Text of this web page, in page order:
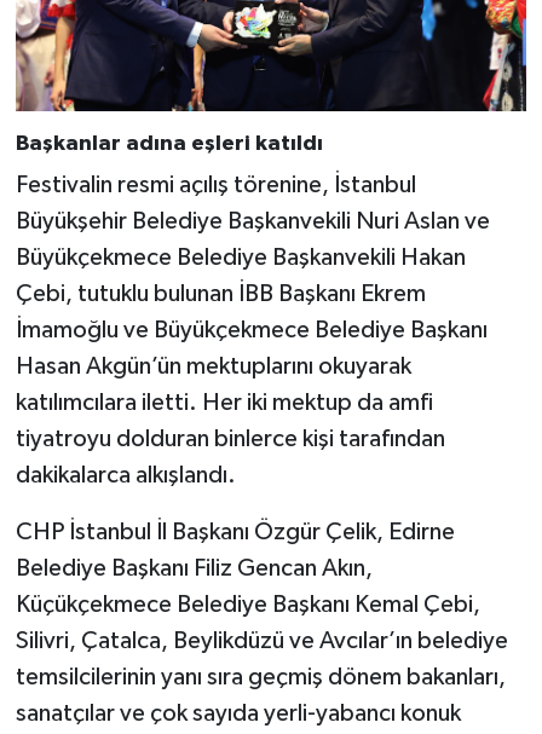
Başkanlar adına eşleri katıldı
Festivalin resmi açılış törenine, İstanbul
Büyükşehir Belediye Başkanvekili Nuri Aslan ve
Büyükçekmece Belediye Başkanvekili Hakan
Çebi, tutuklu bulunan İBB Başkanı Ekrem
İmamoğlu ve Büyükçekmece Belediye Başkanı
Hasan Akgün’ün mektuplarını okuyarak
katılımcılara iletti. Her iki mektup da amfi
tiyatroyu dolduran binlerce kişi tarafından
dakikalarca alkışlandı.
CHP İstanbul İl Başkanı Özgür Çelik, Edirne
Belediye Başkanı Filiz Gencan Akın,
Küçükçekmece Belediye Başkanı Kemal Çebi,
Silivri, Çatalca, Beylikdüzü ve Avcılar’ın belediye
temsilcilerinin yanı sıra geçmiş dönem bakanları,
sanatçılar ve çok sayıda yerli-yabancı konuk